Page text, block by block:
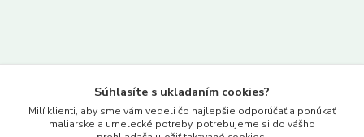
www.merkantil.sk
Súhlasíte s ukladaním cookies?
Milí klienti, aby sme vám vedeli čo najlepšie odporúčať a ponúkať
maliarske a umelecké potreby, potrebujeme si do vášho